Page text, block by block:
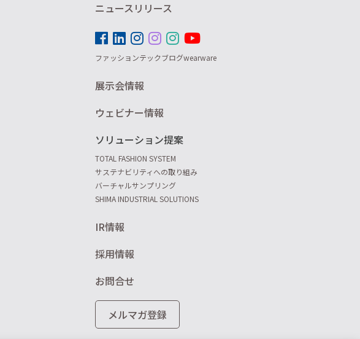
ニュースリリース
ファッションテックブログwearware
展示会情報
ウェビナー情報
ソリューション提案
TOTAL FASHION SYSTEM
サステナビリティへの取り組み
バーチャルサンプリング
SHIMA INDUSTRIAL SOLUTIONS
IR情報
採用情報
お問合せ
メルマガ登録